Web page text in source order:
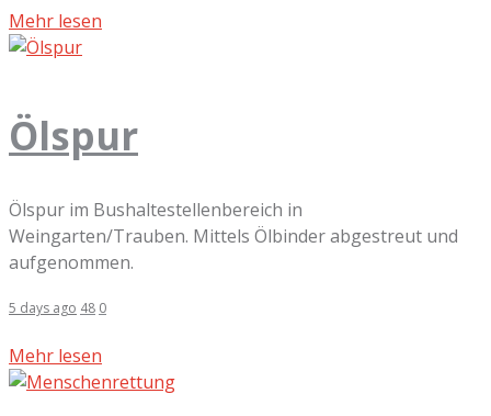
Mehr lesen
Ölspur
Ölspur im Bushaltestellenbereich in
Weingarten/Trauben. Mittels Ölbinder abgestreut und
aufgenommen.
5 days ago 48 0
Mehr lesen